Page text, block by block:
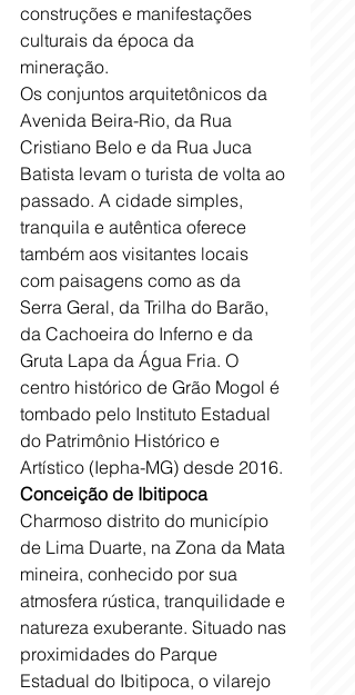
construções e manifestações
culturais da época da
mineração.
Os conjuntos arquitetônicos da
Avenida Beira-Rio, da Rua
Cristiano Belo e da Rua Juca
Batista levam o turista de volta ao
passado. A cidade simples,
tranquila e autêntica oferece
também aos visitantes locais
com paisagens como as da
Serra Geral, da Trilha do Barão,
da Cachoeira do Inferno e da
Gruta Lapa da Água Fria. O
centro histórico de Grão Mogol é
tombado pelo Instituto Estadual
do Patrimônio Histórico e
Artístico (Iepha-MG) desde 2016.
Conceição de Ibitipoca
Charmoso distrito do município
de Lima Duarte, na Zona da Mata
mineira, conhecido por sua
atmosfera rústica, tranquilidade e
natureza exuberante. Situado nas
proximidades do Parque
Estadual do Ibitipoca, o vilarejo